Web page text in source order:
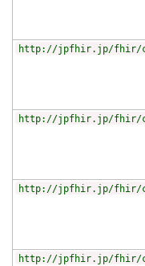
http://jpfhir.jp/fhir/clins/
http://jpfhir.jp/fhir/clins/
http://jpfhir.jp/fhir/clins/
http://jpfhir.jp/fhir/clins/